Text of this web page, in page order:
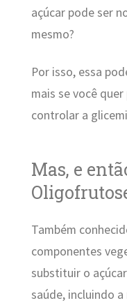
açúcar pode ser
mesmo?
Por isso, essa
mais se você
controlar a
Mas, e
Também
componentes
substituir o
saúde, incluindo